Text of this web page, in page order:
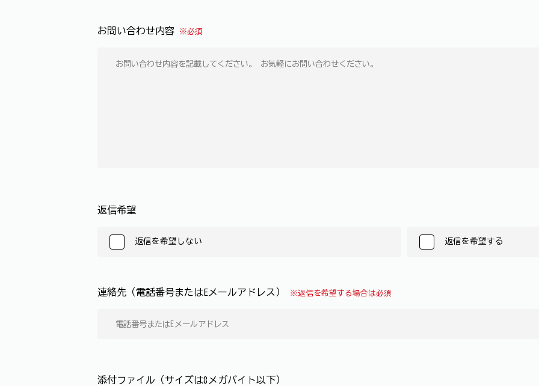
お問い合わせ内容 ※必須
返信希望
返信を希望しない 返信を希望する
連絡先（電話番号またはEメールアドレス） ※返信を希望する場合は必須
添付ファイル（サイズは8メガバイト以下）